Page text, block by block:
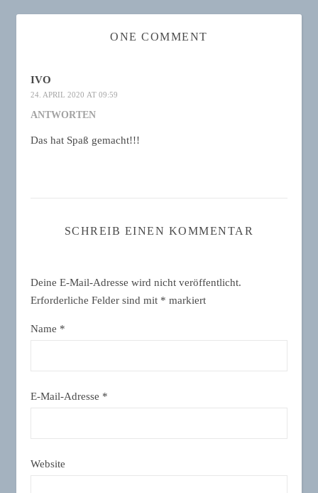
ONE COMMENT
IVO
24. APRIL 2020 AT 09:59
ANTWORTEN
Das hat Spaß gemacht!!!
SCHREIB EINEN KOMMENTAR
Deine E-Mail-Adresse wird nicht veröffentlicht.
Erforderliche Felder sind mit * markiert
Name *
E-Mail-Adresse *
Website